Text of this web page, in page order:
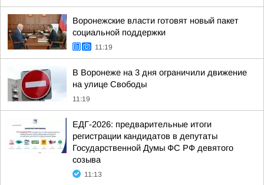
Воронежские власти готовят новый пакет
социальной поддержки
11:19
В Воронеже на 3 дня ограничили движение
на улице Свободы
11:19
ЕДГ-2026: предварительные итоги
регистрации кандидатов в депутаты
Государственной Думы ФС РФ девятого
созыва
11:13